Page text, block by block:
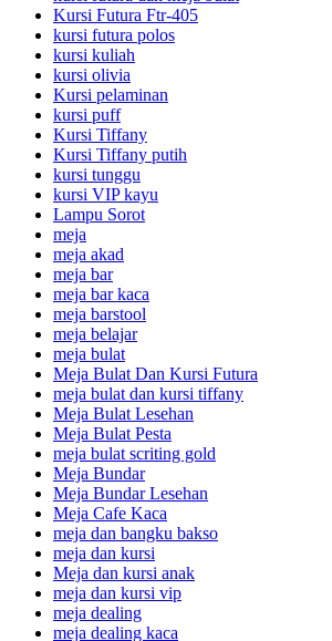
Kursi Futura Ftr-405
kursi futura polos
kursi kuliah
kursi olivia
Kursi pelaminan
kursi puff
Kursi Tiffany
Kursi Tiffany putih
kursi tunggu
kursi VIP kayu
Lampu Sorot
meja
meja akad
meja bar
meja bar kaca
meja barstool
meja belajar
meja bulat
Meja Bulat Dan Kursi Futura
meja bulat dan kursi tiffany
Meja Bulat Lesehan
Meja Bulat Pesta
meja bulat scriting gold
Meja Bundar
Meja Bundar Lesehan
Meja Cafe Kaca
meja dan bangku bakso
meja dan kursi
Meja dan kursi anak
meja dan kursi vip
meja dealing
meja dealing kaca